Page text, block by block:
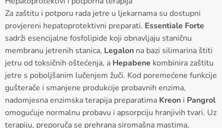
Za zaštitu i potporu rada jetre u ljekarnama su dostupni
provjereni hepatoprotektivni preparati. Essentiale Forte
sadrži esencijalne fosfolipide koji obnavljaju staničnu
membranu jetrenih stanica, Legalon na bazi silimarina štiti
jetru od toksičnih oštećenja, a Hepabene kombinira zaštitu
jetre s poboljšanim lučenjem žuči. Kod poremećene funkcije
gušterače i smanjene produkcije probavnih enzima,
nadomjesna enzimska terapija preparatima Kreon i Pangrol
omogućuje normalnu probavu i apsorpciju hranjivih tvari. Uz
terapiju, preporuča se prehrana siromašna mastima,